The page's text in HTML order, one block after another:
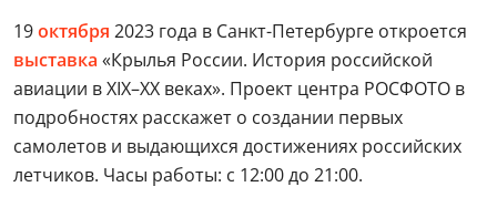
19октября 2023 года в Санкт-Петербурге откроется
выставка «Крылья России. История российской
авиации в XIX–XX веках». Проект центра РОСФОТО в
подробностях расскажет о создании первых
самолетов и выдающихся достижениях российских
летчиков. Часы работы: с 12:00 до 21:00.